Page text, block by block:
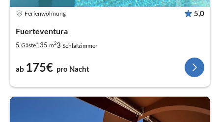
Ferienwohnung 5,0
Fuerteventura
5 Gäste135 m23 Schlafzimmer
ab 175€ pro Nacht